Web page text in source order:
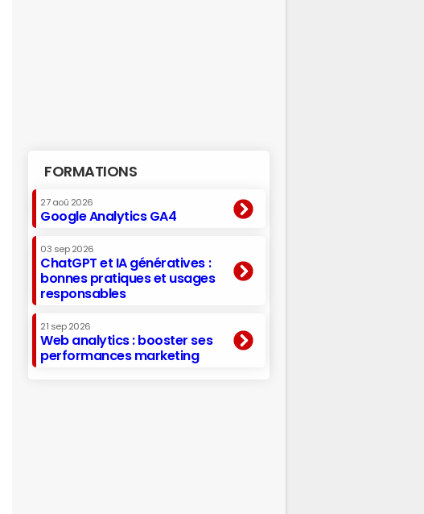
FORMATIONS
27 aoû 2026
Google Analytics GA4
03 sep 2026
ChatGPT et IA génératives :
bonnes pratiques et usages
responsables
21 sep 2026
Web analytics : booster ses
performances marketing